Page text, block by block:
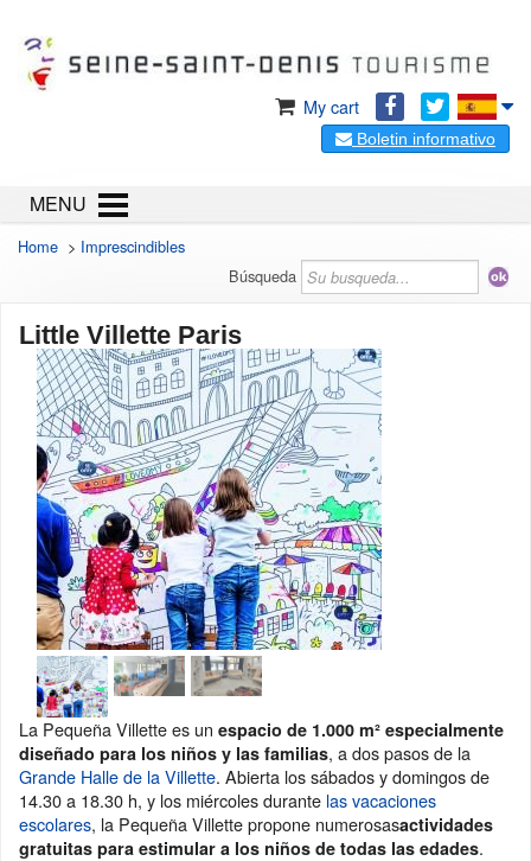
My cart
Boletin informativo
MENU
Home > Imprescindibles
Búsqueda
Little Villette Paris
La Pequeña Villette es un espacio de 1.000 m² especialmente
diseñado para los niños y las familias, a dos pasos de la
Grande Halle de la Villette. Abierta los sábados y domingos de
14.30 a 18.30 h, y los miércoles durante las vacaciones
escolares, la Pequeña Villette propone numerosasactividades
gratuitas para estimular a los niños de todas las edades.